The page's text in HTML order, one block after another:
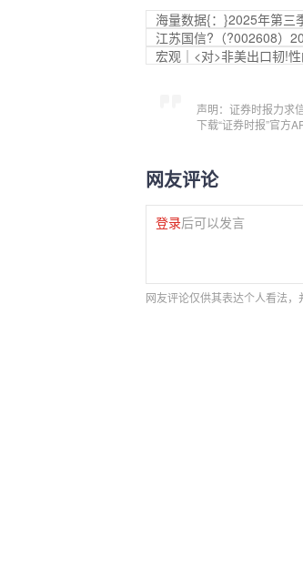
海量数据{：}2025年第三
江苏国信?（?002608）
宏观｜<对>非美出口韧!
声明：证券时报力求
下载“证券时报”官方
网友评论
登录后可以发言
网友评论仅供其表达个人看法